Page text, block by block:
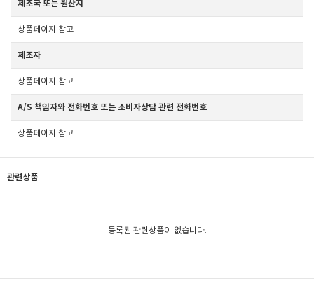
제조국 또는 원산지
상품페이지 참고
제조자
상품페이지 참고
A/S 책임자와 전화번호 또는 소비자상담 관련 전화번호
상품페이지 참고
관련상품
등록된 관련상품이 없습니다.